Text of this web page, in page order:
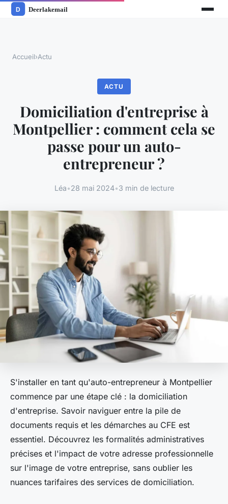
Accueil›Actu
ACTU
Domiciliation d'entreprise à
Montpellier : comment cela se
passe pour un auto-
entrepreneur ?
Léa•28 mai 2024•3 min de lecture
S'installer en tant qu'auto-entrepreneur à Montpellier
commence par une étape clé : la domiciliation
d'entreprise. Savoir naviguer entre la pile de
documents requis et les démarches au CFE est
essentiel. Découvrez les formalités administratives
précises et l'impact de votre adresse professionnelle
sur l'image de votre entreprise, sans oublier les
nuances tarifaires des services de domiciliation.